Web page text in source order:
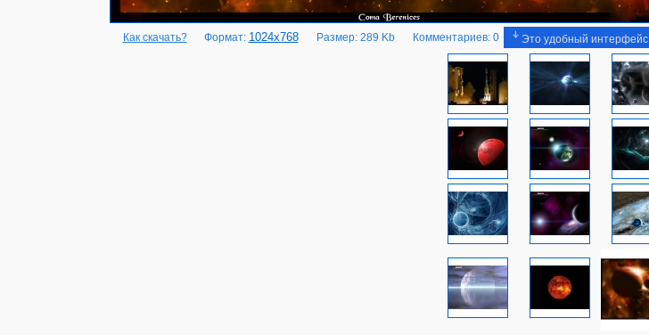
Как скачать? Формат: 1024x768 Размер: 289 Kb Комментариев: 0 Это удобный интерфейс.